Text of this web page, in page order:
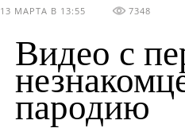
13 МАРТА В 13:55 7348
Видео с
пародию